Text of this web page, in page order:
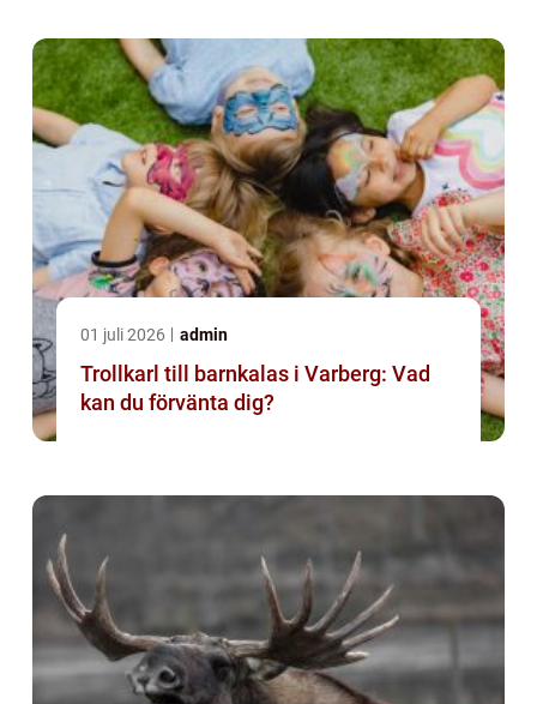
01 juli 2026 admin
Trollkarl till barnkalas i Varberg: Vad
kan du förvänta dig?